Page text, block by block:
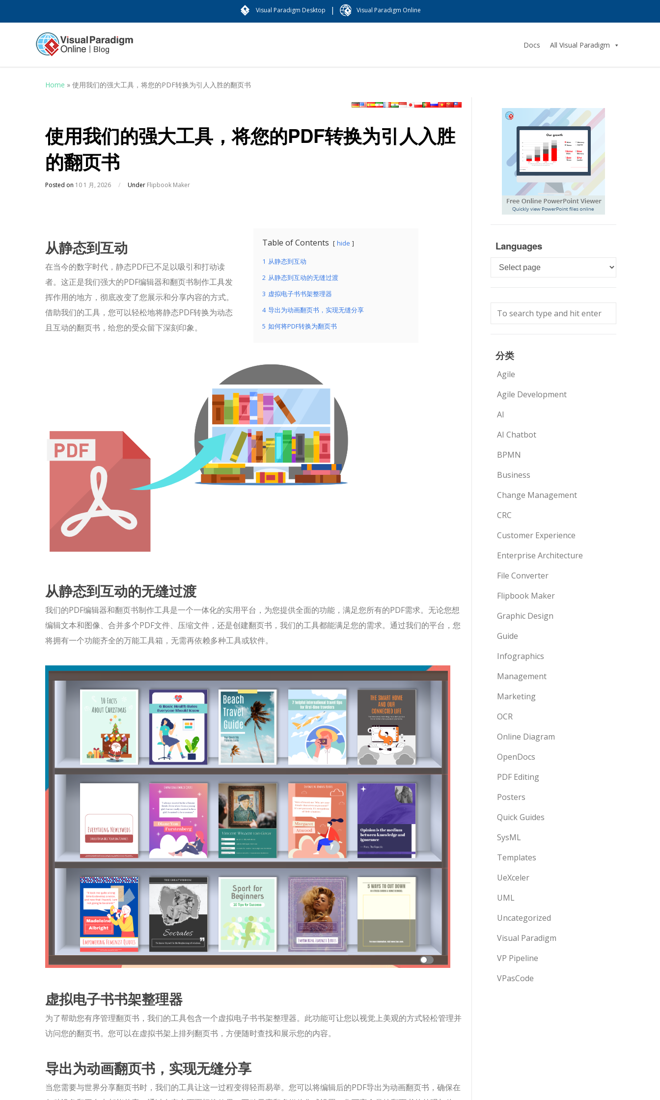
Visual Paradigm Desktop | Visual Paradigm Online
Docs All Visual Paradigm
Home » 使用我们的强大工具，将您的PDF转换为引人入胜的翻页书
使用我们的强大工具，将您的PDF转换为引人入胜
的翻页书
Posted on 10 1 月, 2026 / Under Flipbook Maker
Table of Contents hide
1 从静态到互动
2 从静态到互动的无缝过渡
3 虚拟电子书书架整理器
4 导出为动画翻页书，实现无缝分享
5 如何将PDF转换为翻页书
从静态到互动
在当今的数字时代，静态PDF已不足以吸引和打动读
者。这正是我们强大的PDF编辑器和翻页书制作工具发
挥作用的地方，彻底改变了您展示和分享内容的方式。
借助我们的工具，您可以轻松地将静态PDF转换为动态
且互动的翻页书，给您的受众留下深刻印象。
从静态到互动的无缝过渡
我们的PDF编辑器和翻页书制作工具是一个一体化的实用平台，为您提供全面的功能，满足您所有的PDF需求。无论您想
编辑文本和图像、合并多个PDF文件、压缩文件，还是创建翻页书，我们的工具都能满足您的需求。通过我们的平台，您
将拥有一个功能齐全的万能工具箱，无需再依赖多种工具或软件。
虚拟电子书书架整理器
为了帮助您有序管理翻页书，我们的工具包含一个虚拟电子书书架整理器。此功能可让您以视觉上美观的方式轻松管理并
访问您的翻页书。您可以在虚拟书架上排列翻页书，方便随时查找和展示您的内容。
导出为动画翻页书，实现无缝分享
当您需要与世界分享翻页书时，我们的工具让这一过程变得轻而易举。您可以将编辑后的PDF导出为动画翻页书，确保在
Languages
Languages
分类
Agile
Agile Development
AI
AI Chatbot
BPMN
Business
Change Management
CRC
Customer Experience
Enterprise Architecture
File Converter
Flipbook Maker
Graphic Design
Guide
Infographics
Management
Marketing
OCR
Online Diagram
OpenDocs
PDF Editing
Posters
Quick Guides
SysML
Templates
UeXceler
UML
Uncategorized
Visual Paradigm
VP Pipeline
VPasCode